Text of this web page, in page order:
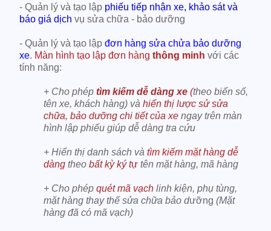
- Quản lý và tạo lập phiếu tiếp nhận xe, khảo sát và
báo giá dịch vụ sửa chữa - bảo dưỡng
- Quản lý và tạo lập đơn hàng sửa chửa bảo dưỡng
xe. Màn hình tạo lập đơn hàng thông minh với các
tính năng:
+ Cho phép tìm kiếm dễ dàng xe (theo biển số,
tên xe, khách hàng) và hiển thị lược sử sửa
chữa, bảo dưỡng chi tiết của xe ngay trên màn
hình lập phiếu giúp dễ dàng tra cứu
+ Hiển thị danh sách và tìm kiếm mặt hàng dễ
dàng theo bất kỳ ký tự tên mặt hàng, mã hàng
+ Cho phép quét mã vạch linh kiện, phụ tùng,
mặt hàng thay thế sửa chữa bảo dưỡng (Mặt
hàng đã có mã vạch)